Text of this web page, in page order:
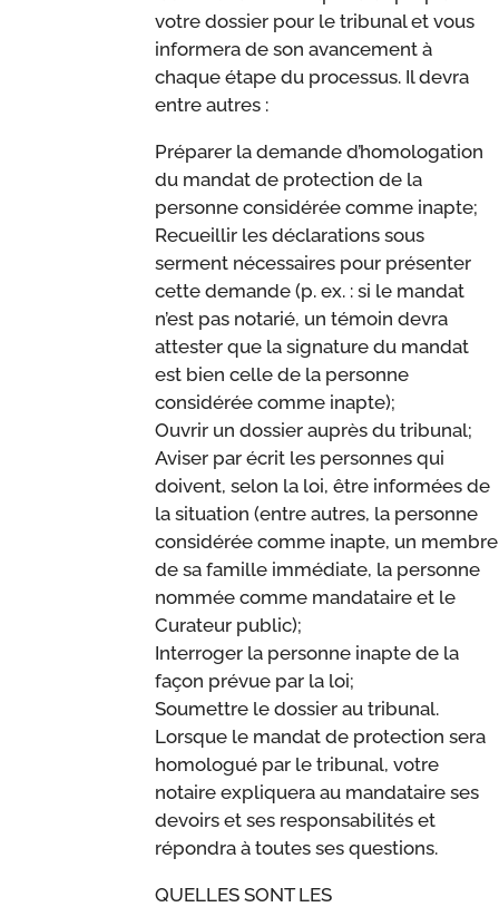
votre dossier pour le tribunal et vous
informera de son avancement à
chaque étape du processus. Il devra
entre autres :
Préparer la demande d’homologation
du mandat de protection de la
personne considérée comme inapte;
Recueillir les déclarations sous
serment nécessaires pour présenter
cette demande (p. ex. : si le mandat
n’est pas notarié, un témoin devra
attester que la signature du mandat
est bien celle de la personne
considérée comme inapte);
Ouvrir un dossier auprès du tribunal;
Aviser par écrit les personnes qui
doivent, selon la loi, être informées de
la situation (entre autres, la personne
considérée comme inapte, un membre
de sa famille immédiate, la personne
nommée comme mandataire et le
Curateur public);
Interroger la personne inapte de la
façon prévue par la loi;
Soumettre le dossier au tribunal.
Lorsque le mandat de protection sera
homologué par le tribunal, votre
notaire expliquera au mandataire ses
devoirs et ses responsabilités et
répondra à toutes ses questions.
QUELLES SONT LES